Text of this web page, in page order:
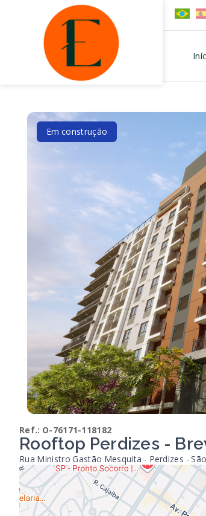
Em construção
Ref.: O-76171-118182
Rooftop Perdizes -
Rua Ministro Gastão Mesquita - Perdizes -